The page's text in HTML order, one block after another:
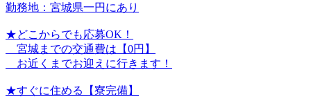
勤務地：宮城県一円にあり
★どこからでも応募OK！
宮城までの交通費は【0円】
お近くまでお迎えに行きます！
★すぐに住める【寮完備】